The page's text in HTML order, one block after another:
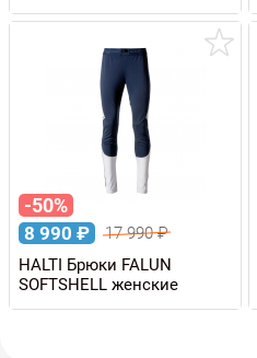
-50%
8 990 ₽ 17 990₽
HALTI Брюки FALUN
SOFTSHELL женские